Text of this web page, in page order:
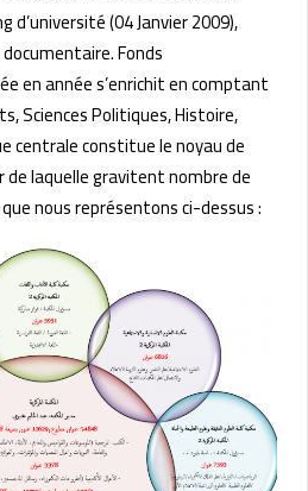
d’université (04 Janvier 2009),
Fonds
en année s’enrichit en comptant
Sciences Politiques, Histoire,
centrale constitue le noyau de
laquelle gravitent nombre de
nous représentons ci-dessus :